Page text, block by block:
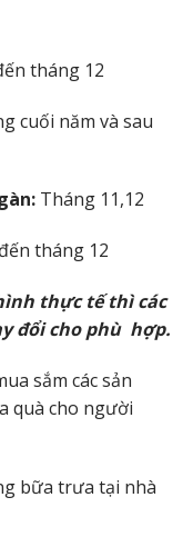
tháng 12
cuối năm và sau
Tháng 11,12
tháng 12
thực tế thì các
đổi cho phù hợp.
sắm các sản
quà cho người
bữa trưa tại nhà